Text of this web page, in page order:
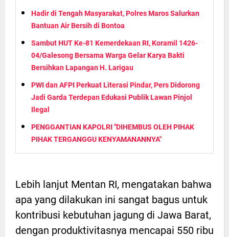
Hadir di Tengah Masyarakat, Polres Maros Salurkan
Bantuan Air Bersih di Bontoa
Sambut HUT Ke-81 Kemerdekaan RI, Koramil 1426-
04/Galesong Bersama Warga Gelar Karya Bakti
Bersihkan Lapangan H. Larigau
PWI dan AFPI Perkuat Literasi Pindar, Pers Didorong
Jadi Garda Terdepan Edukasi Publik Lawan Pinjol
Ilegal
PENGGANTIAN KAPOLRI "DIHEMBUS OLEH PIHAK
PIHAK TERGANGGU KENYAMANANNYA"
Lebih lanjut Mentan RI, mengatakan bahwa
apa yang dilakukan ini sangat bagus untuk
kontribusi kebutuhan jagung di Jawa Barat,
dengan produktivitasnya mencapai 550 ribu